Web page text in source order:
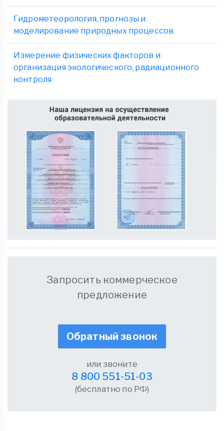
Гидрометеорология, прогнозы и
моделирование природных процессов
Измерение физических факторов и
организация экологического, радиационного
контроля
Запросить коммерческое
предложение
Обратный звонок
или звоните
8 800 551-51-03
(бесплатно по РФ)